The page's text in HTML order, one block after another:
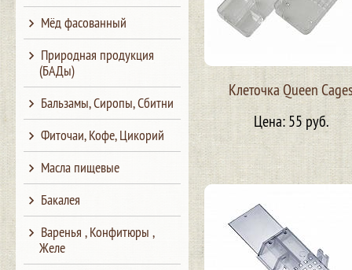
Клеточка Queen
Цена: 55 руб.
Мёд фасованный
Природная продукция
(БАДы)
Бальзамы, Сиропы, Сбитни
Фиточаи, Кофе, Цикорий
Масла пищевые
Бакалея
Варенья , Конфитюры ,
Желе